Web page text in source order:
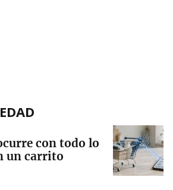
con todo lo
un carrito